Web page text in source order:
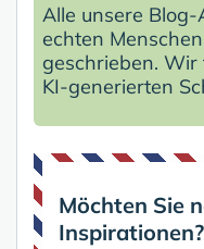
Alle unsere
echten
geschrieben.
KI-generierten
Möchten Sie
Inspirationen?